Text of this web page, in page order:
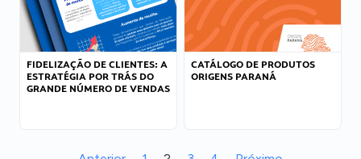
FIDELIZAÇÃO DE CLIENTES: A
ESTRATÉGIA POR TRÁS DO
GRANDE NÚMERO DE VENDAS
CATÁLOGO DE PRODUTOS
ORIGENS PARANÁ